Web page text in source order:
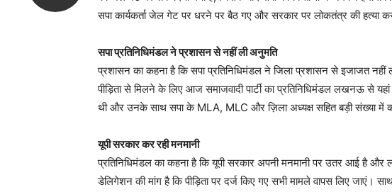
सपा कार्यकर्ता जेल गेट पर धरने पर बैठ गए और सरकार पर लोकतंत्र की हत्या
सपा प्रतिनिधिमंडल ने प्रशासन से नहीं ली अनुमति
प्रशासन का कहना है कि सपा प्रतिनिधिमंडल ने जिला प्रशासन से इजाजत नहीं
पीड़िता से मिलने के लिए आज समाजवादी पार्टी का प्रतिनिधिमंडल लखनऊ से
थी और उनके साथ सपा के MLA, MLC और ज़िला अध्यक्ष सहित बड़ी संख्या में
यूपी सरकार कर रही मनमानी
प्रतिनिधिमंडल का कहना है कि यूपी सरकार अपनी मनमानी पर उतर आई है और
डेलिगेशन की मांग है कि पीड़िता पर दर्ज किए गए सभी मामले वापस लिए जाएं।